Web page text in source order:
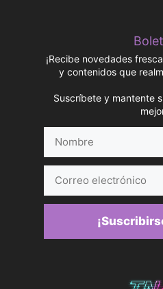
¡Recibe novedades
y contenidos que
Suscríbete y mantente
electrónico